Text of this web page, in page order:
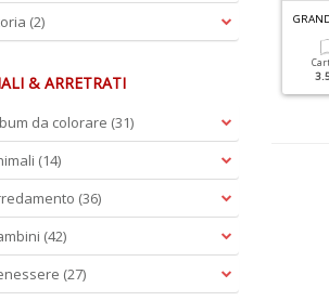
G
RANDI SUDOKU SPECIALE ESTATE N.1
3.50 €
(2)
& ARRETRATI
da colorare (31)
(14)
(36)
(42)
(27)